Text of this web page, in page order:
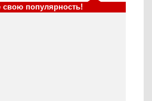
свою популярность!